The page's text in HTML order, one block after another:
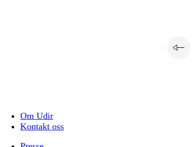
Om Udir
Kontakt oss